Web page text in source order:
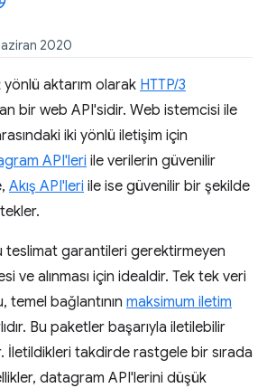
2020
yönlü aktarım olarak HTTP/3
bir web API'sidir. Web istemcisi ile
iki yönlü iletişim için
API'leri ile verilerin güvenilir
Akış API'leri ile ise güvenilir bir şekilde
teslimat garantileri gerektirmeyen
ve alınması için idealdir. Tek tek veri
bağlantının maksimum iletim
Bu paketler başarıyla iletilebilir
İletildikleri takdirde rastgele bir sırada
datagram API'lerini düşük